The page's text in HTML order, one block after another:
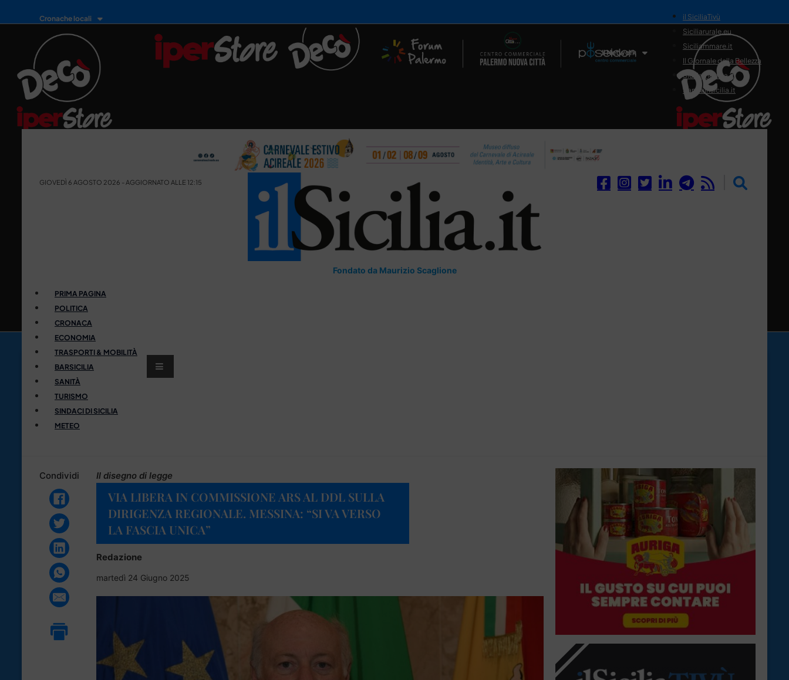
Cronache locali
Il Network
il SiciliaTivù
Siciliarurale.eu
Siciliammare.it
Il Giornale della Bellezza
Siciliamedica.it
Sanitainsicilia.it
GIOVEDÌ 6 AGOSTO 2026 - AGGIORNATO ALLE 12:15
Fondato da Maurizio Scaglione
PRIMA PAGINA
POLITICA
CRONACA
ECONOMIA
TRASPORTI & MOBILITÀ
BARSICILIA
SANITÀ
TURISMO
SINDACI DI SICILIA
METEO
Condividi Il disegno di legge
VIA LIBERA IN COMMISSIONE ARS AL DDL SULLA
DIRIGENZA REGIONALE. MESSINA: “SI VA VERSO
LA FASCIA UNICA”
Redazione
martedì 24 Giugno 2025